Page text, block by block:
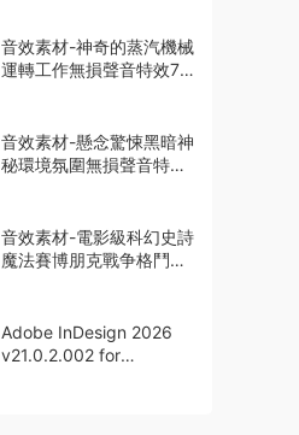
音效素材-神奇的蒸汽機械
運轉工作無損聲音特效73
音效素材-懸念驚悚黑暗神
秘環境氛圍無損聲音特效
音效素材-電影級科幻史詩
魔法賽博朋克戰争格鬥無
Adobe InDesign 2026
v21.0.2.002 for